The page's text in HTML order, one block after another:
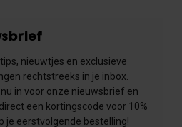
nieuwtjes en exclusieve
rechtstreeks in je inbox.
in voor onze nieuwsbrief en
een kortingscode voor 10%
je eerstvolgende bestelling!